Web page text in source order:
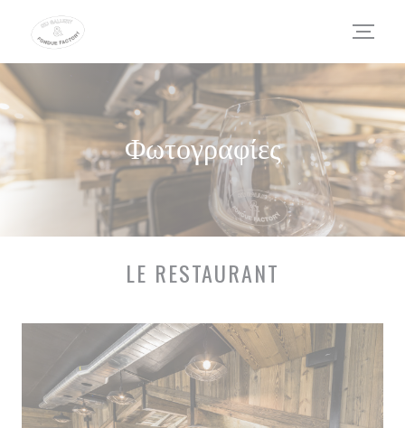
Πίνακας διαχείρισης "Μπισκότων" (Cookies)
Φωτογραφίες
LE RESTAURANT